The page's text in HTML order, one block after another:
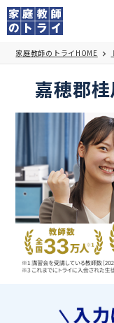
家庭教師のトライHOME
嘉穂郡